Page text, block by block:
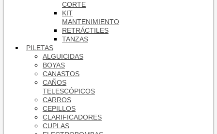
CORTE
KIT
MANTENIMIENTO
RETRÁCTILES
TANZAS
PILETAS
ALGUICIDAS
BOYAS
CANASTOS
CAÑOS
TELESCÓPICOS
CARROS
CEPILLOS
CLARIFICADORES
CUPLAS